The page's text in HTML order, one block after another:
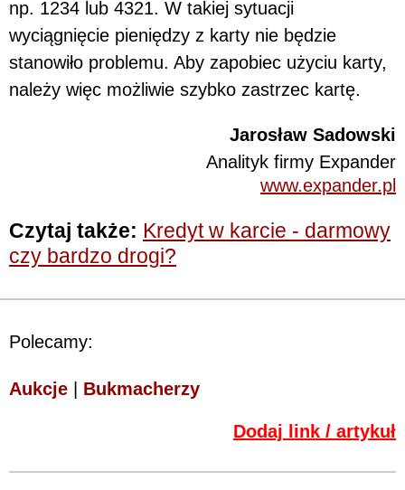
np. 1234 lub 4321. W takiej sytuacji
wyciągnięcie pieniędzy z karty nie będzie
stanowiło problemu. Aby zapobiec użyciu karty,
należy więc możliwie szybko zastrzec kartę.
Jarosław Sadowski
Analityk firmy Expander
www.expander.pl
Czytaj także: Kredyt w karcie - darmowy
czy bardzo drogi?
Polecamy:
Aukcje Bukmacherzy
Dodaj link / artykuł